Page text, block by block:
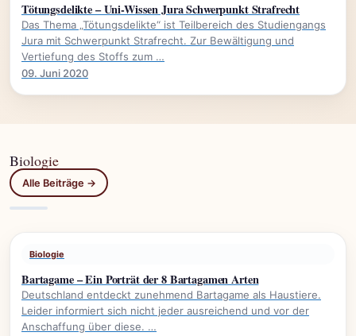
Tötungsdelikte – Uni-Wissen Jura Schwerpunkt Strafrecht
Das Thema „Tötungsdelikte“ ist Teilbereich des Studiengangs
Jura mit Schwerpunkt Strafrecht. Zur Bewältigung und
Vertiefung des Stoffs zum …
09. Juni 2020
Biologie
Alle Beiträge →
Biologie
Bartagame – Ein Porträt der 8 Bartagamen Arten
Deutschland entdeckt zunehmend Bartagame als Haustiere.
Leider informiert sich nicht jeder ausreichend und vor der
Anschaffung über diese. …